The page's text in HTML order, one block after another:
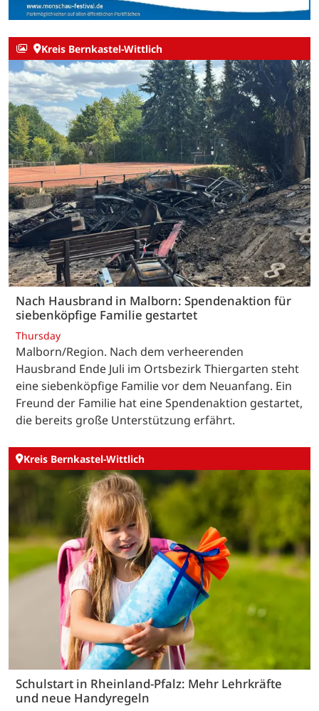
Kreis Bernkastel-Wittlich
Nach Hausbrand in Malborn: Spendenaktion für
siebenköpfige Familie gestartet
Thursday
Malborn/Region. Nach dem verheerenden
Hausbrand Ende Juli im Ortsbezirk Thiergarten steht
eine siebenköpfige Familie vor dem Neuanfang. Ein
Freund der Familie hat eine Spendenaktion gestartet,
die bereits große Unterstützung erfährt.
Kreis Bernkastel-Wittlich
Schulstart in Rheinland-Pfalz: Mehr Lehrkräfte
und neue Handyregeln